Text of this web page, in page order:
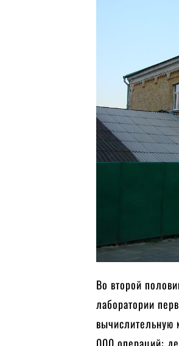
Во второй
лаборатории
000 операций: